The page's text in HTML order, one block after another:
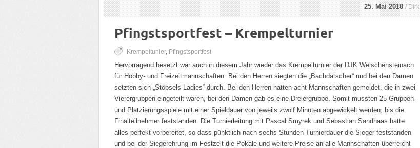
25. Mai 2018/ Dirk
Pfingstsportfest – Krempelturnier
Krempeltunier, Pfingstsportfest
Hervorragend besetzt war auch in diesem Jahr wieder das Krempelturnier der DJK Welschensteinach
für Hobby- und Freizeitmannschaften. Bei den Herren siegten die „Bachdatscher“ und bei den Damen
setzten sich „Stöpsels Ladies“ durch. Bei den Herren hatten acht Mannschaften gemeldet, die in zwei
Vierergruppen eingeteilt waren, bei den Damen gab es eine Dreiergruppe. Somit mussten 25 Gruppen-
und Platzierungsspiele mit einer Spieldauer von jeweils zwölf Minuten abgewickelt werden, bis die
Finalteilnehmer feststanden. Die Turnierleitung mit Pascal Smyrek und Sebastian Sandhaas hatte
alles perfekt vorbereitet, so dass pünktlich nach sechs Stunden Turnierdauer die Sieger feststanden
und bei der Siegerehrung im Festzelt die Pokale und weitere Preise an alle Mannschaften überreicht